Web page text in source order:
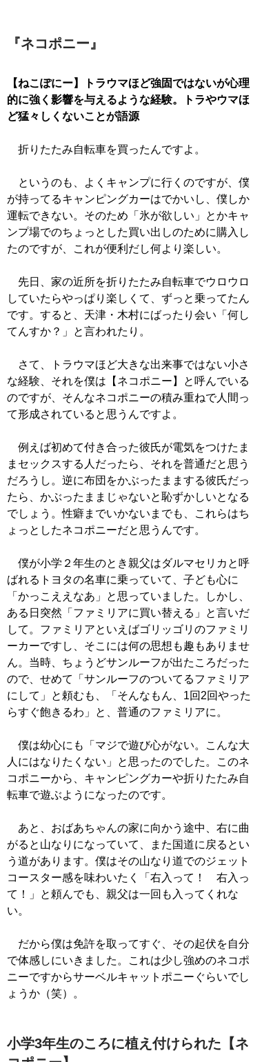
『ネコポニー』
【ねこぽにー】トラウマほど強固ではないが心理
的に強く影響を与えるような経験。トラやウマほ
ど猛々しくないことが語源
折りたたみ自転車を買ったんですよ。
というのも、よくキャンプに行くのですが、僕
が持ってるキャンピングカーはでかいし、僕しか
運転できない。そのため「氷が欲しい」とかキャ
ンプ場でのちょっとした買い出しのために購入し
たのですが、これが便利だし何より楽しい。
先日、家の近所を折りたたみ自転車でウロウロ
していたらやっぱり楽しくて、ずっと乗ってたん
です。すると、天津・木村にばったり会い「何し
てんすか？」と言われたり。
さて、トラウマほど大きな出来事ではない小さ
な経験、それを僕は【ネコポニー】と呼んでいる
のですが、そんなネコポニーの積み重ねで人間っ
て形成されていると思うんですよ。
例えば初めて付き合った彼氏が電気をつけたま
まセックスする人だったら、それを普通だと思う
だろうし。逆に布団をかぶったままする彼氏だっ
たら、かぶったままじゃないと恥ずかしいとなる
でしょう。性癖までいかないまでも、これらはち
ょっとしたネコポニーだと思うんです。
僕が小学２年生のとき親父はダルマセリカと呼
ばれるトヨタの名車に乗っていて、子ども心に
「かっこええなあ」と思っていました。しかし、
ある日突然「ファミリアに買い替える」と言いだ
して。ファミリアといえばゴリッゴリのファミリ
ーカーですし、そこには何の思想も趣もありませ
ん。当時、ちょうどサンルーフが出たころだった
ので、せめて「サンルーフのついてるファミリア
にして」と頼むも、「そんなもん、1回2回やった
らすぐ飽きるわ」と、普通のファミリアに。
僕は幼心にも「マジで遊び心がない。こんな大
人にはなりたくない」と思ったのでした。このネ
コポニーから、キャンピングカーや折りたたみ自
転車で遊ぶようになったのです。
あと、おばあちゃんの家に向かう途中、右に曲
がると山なりになっていて、また国道に戻るとい
う道があります。僕はその山なり道でのジェット
コースター感を味わいたく「右入って！ 右入っ
て！」と頼んでも、親父は一回も入ってくれな
い。
だから僕は免許を取ってすぐ、その起伏を自分
で体感しにいきました。これは少し強めのネコポ
ニーですからサーベルキャットポニーぐらいでし
ょうか（笑）。
小学3年生のころに植え付けられた【ネ